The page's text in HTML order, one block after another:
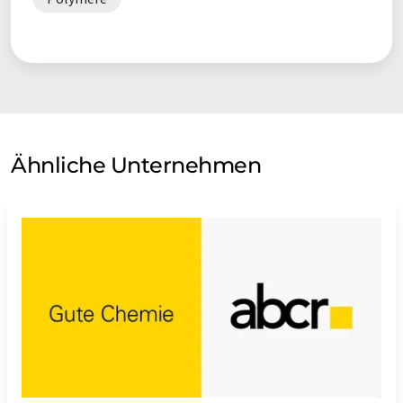
Ähnliche Unternehmen